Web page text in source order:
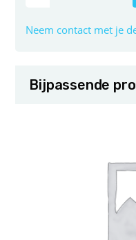
Neem contact met je
Bijpassende